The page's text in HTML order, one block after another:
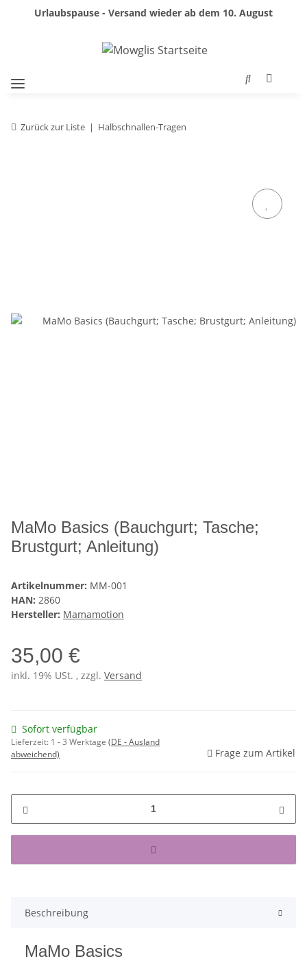
Urlaubspause - Versand wieder ab dem 10. August
Zurück zur Liste Halbschnallen-Tragen
MaMo Basics (Bauchgurt; Tasche;
Brustgurt; Anleitung)
Artikelnummer: MM-001
HAN: 2860
Hersteller: Mamamotion
35,00 €
inkl. 19% USt. , zzgl. Versand
Sofort verfügbar
Lieferzeit: 1 - 3 Werktage (DE - Ausland
abweichend)
Frage zum Artikel
Beschreibung
MaMo Basics